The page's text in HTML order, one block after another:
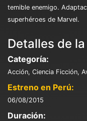
temible enemigo.
superhéroes de Marvel.
Detalles de
Categoría:
Acción, Ciencia Ficción,
Estreno en Perú:
06/08/2015
Duración: